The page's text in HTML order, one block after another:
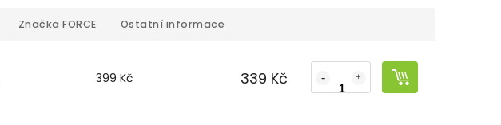
Značka FORCE Ostatní informace
399 Kč 339 Kč